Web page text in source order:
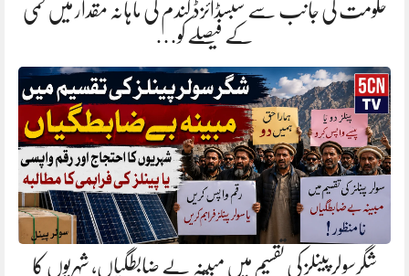
حکومت کی جانب سے سبسڈائزڈ گندم کی ماہانہ مقدار میں کمی
کے فیصلے کو…
شگرسولر پینلز کی تقسیم میں مبینہ بے ضابطگیاں، شہریوں کا